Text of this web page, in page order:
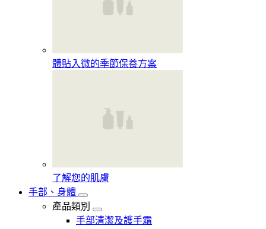
體貼入微的季節保養方案
了解您的肌膚
手部、身體
產品類別
手部清潔及護手霜